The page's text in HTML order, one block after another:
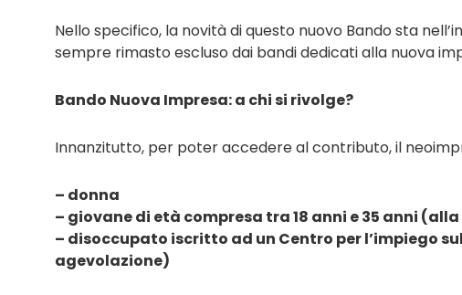
Nello specifico, la novità di questo nuovo Bando sta
sempre rimasto escluso dai bandi dedicati alla nuova
Bando Nuova Impresa: a chi si rivolge?
Innanzitutto, per poter accedere al contributo, il
– donna
– giovane di età compresa tra 18 anni e 35 anni
– disoccupato iscritto ad un Centro per l’impiego
agevolazione)